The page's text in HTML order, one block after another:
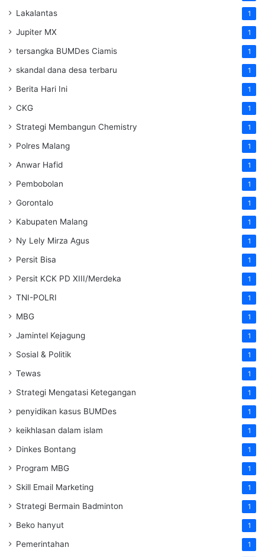
Lakalantas 1
Jupiter MX 1
tersangka BUMDes Ciamis 1
skandal dana desa terbaru 1
Berita Hari Ini 1
CKG 1
Strategi Membangun Chemistry 1
Polres Malang 1
Anwar Hafid 1
Pembobolan 1
Gorontalo 1
Kabupaten Malang 1
Ny Lely Mirza Agus 1
Persit Bisa 1
Persit KCK PD XIII/Merdeka 1
TNI-POLRI 1
MBG 1
Jamintel Kejagung 1
Sosial & Politik 1
Tewas 1
Strategi Mengatasi Ketegangan 1
penyidikan kasus BUMDes 1
keikhlasan dalam islam 1
Dinkes Bontang 1
Program MBG 1
Skill Email Marketing 1
Strategi Bermain Badminton 1
Beko hanyut 1
Pemerintahan 1